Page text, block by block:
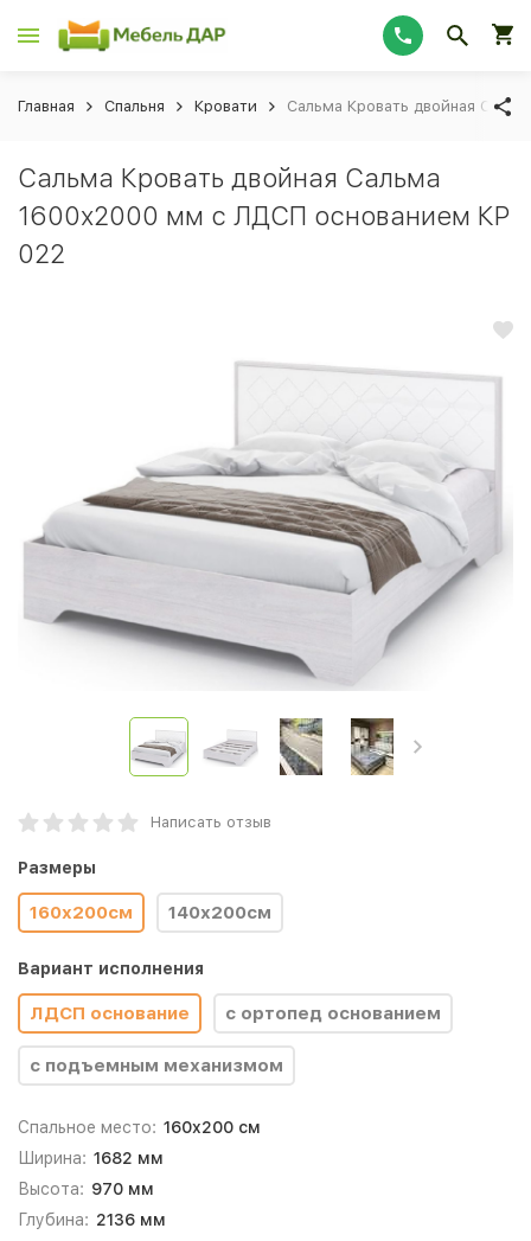
Главная Спальня Кровати Сальма Кровать двойная
Сальма Кровать двойная Сальма
1600x2000 мм с ЛДСП основанием КР
022
Написать отзыв
Размеры
160x200см 140x200см
Вариант исполнения
ЛДСП основание с ортопед основанием
с подъемным механизмом
Спальное место: 160x200 см
Ширина: 1682 мм
Высота: 970 мм
Глубина: 2136 мм